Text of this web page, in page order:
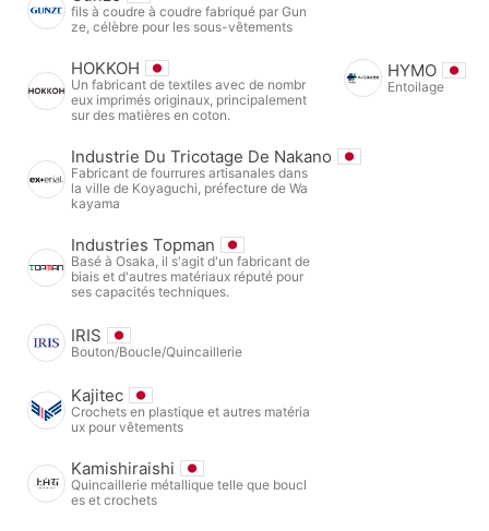
fils à coudre à coudre fabriqué par Gun
ze, célèbre pour les sous-vêtements
HOKKOH
Un fabricant de textiles avec de nombr
eux imprimés originaux, principalement
sur des matières en coton.
HYMO
Entoilage
Industrie Du Tricotage De Nakano
Fabricant de fourrures artisanales dans
la ville de Koyaguchi, préfecture de Wa
kayama
Industries Topman
Basé à Osaka, il s'agit d'un fabricant de
biais et d'autres matériaux réputé pour
ses capacités techniques.
IRIS
Bouton/Boucle/Quincaillerie
Kajitec
Crochets en plastique et autres matéria
ux pour vêtements
Kamishiraishi
Quincaillerie métallique telle que boucl
es et crochets